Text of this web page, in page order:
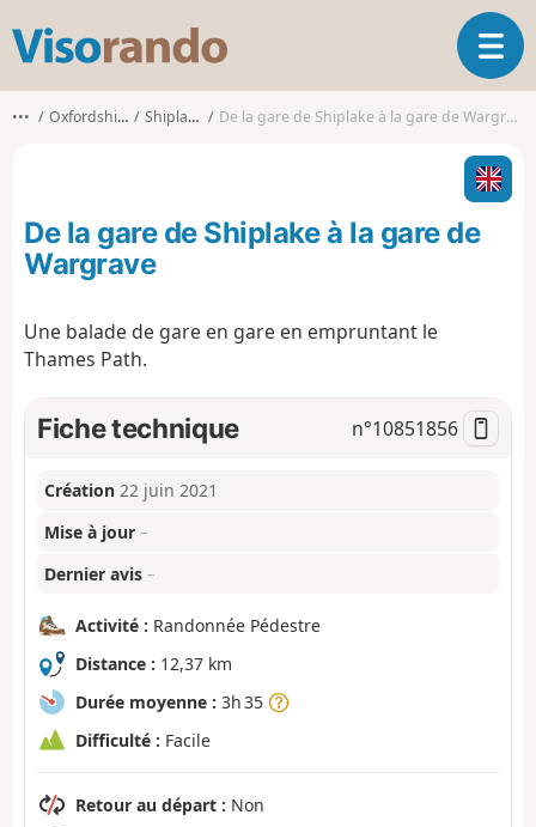
s
o
o
O
u
r
i
r
l
t
••• Oxfordshire Shiplake De la gare de Shiplake à la gare de Wargrave
De la gare de Shiplake à la gare de
Wargrave
Une balade de gare en gare en empruntant le
Thames Path.
Fiche technique n°10851856
Création 22 juin 2021
Mise à jour –
Dernier avis –
Activité : Randonnée Pédestre
Distance : 12,37 km
Durée moyenne : 3h 35
Difficulté : Facile
Retour au départ : Non